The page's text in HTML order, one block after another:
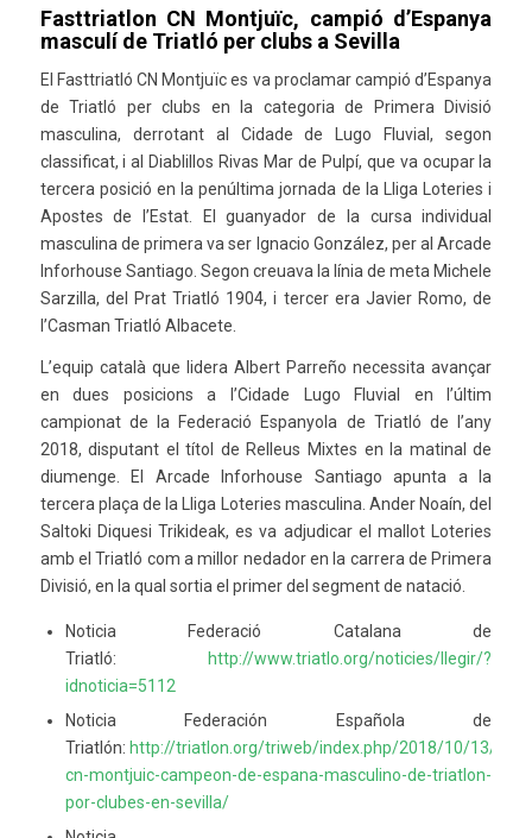
Fasttriatlon CN Montjuïc, campió d’Espanya
masculí de Triatló per clubs a Sevilla
El Fasttriatló CN Montjuïc es va proclamar campió d’Espanya
de Triatló per clubs en la categoria de Primera Divisió
masculina, derrotant al Cidade de Lugo Fluvial, segon
classificat, i al Diablillos Rivas Mar de Pulpí, que va ocupar la
tercera posició en la penúltima jornada de la Lliga Loteries i
Apostes de l’Estat. El guanyador de la cursa individual
masculina de primera va ser Ignacio González, per al Arcade
Inforhouse Santiago. Segon creuava la línia de meta Michele
Sarzilla, del Prat Triatló 1904, i tercer era Javier Romo, de
l’Casman Triatló Albacete.
L’equip català que lidera Albert Parreño necessita avançar
en dues posicions a l’Cidade Lugo Fluvial en l’últim
campionat de la Federació Espanyola de Triatló de l’any
2018, disputant el títol de Relleus Mixtes en la matinal de
diumenge. El Arcade Inforhouse Santiago apunta a la
tercera plaça de la Lliga Loteries masculina. Ander Noaín, del
Saltoki Diquesi Trikideak, es va adjudicar el mallot Loteries
amb el Triatló com a millor nedador en la carrera de Primera
Divisió, en la qual sortia el primer del segment de natació.
Noticia Federació Catalana de
Triatló:
http://www.triatlo.org/noticies/llegir/?
idnoticia=5112
Noticia Federación Española de
Triatlón: http://triatlon.org/triweb/index.php/2018/10/13/
cn-montjuic-campeon-de-espana-masculino-de-triatlon-
por-clubes-en-sevilla/